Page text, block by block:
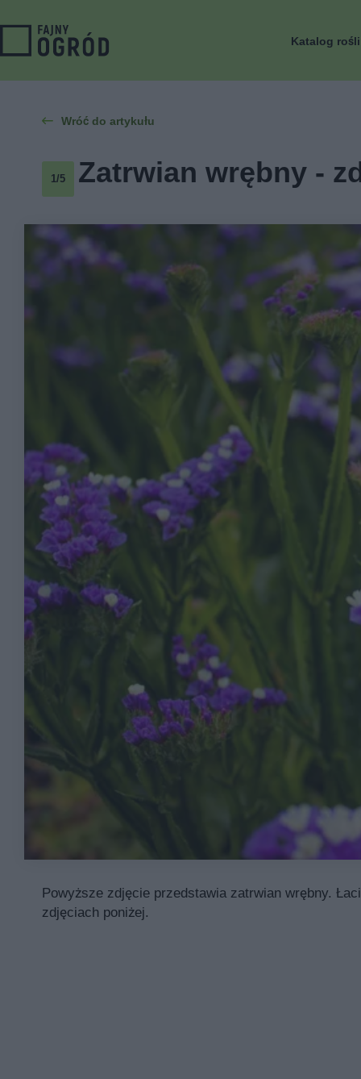
Katalog
Wróć do artykułu
1/5 Zatrwian wrębny -
Powyższe zdjęcie przedstawia zatrwian wrębny.
zdjęciach poniżej.